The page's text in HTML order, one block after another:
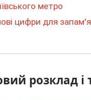
метро
цифри для
розклад і